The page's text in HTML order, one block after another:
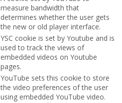
measure bandwidth that
determines whether the user gets
the new or old player interface.
YSC cookie is set by Youtube and is
used to track the views of
embedded videos on Youtube
pages.
YouTube sets this cookie to store
the video preferences of the user
using embedded YouTube video.